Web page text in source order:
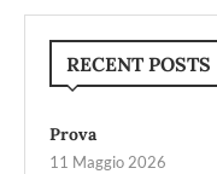
RECENT POSTS
Prova
11 Maggio 2026